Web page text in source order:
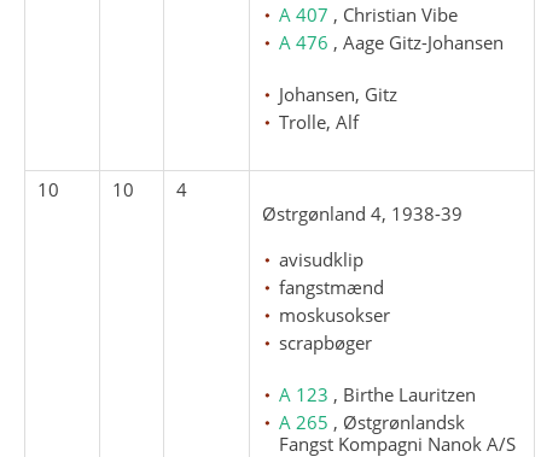
A 407 , Christian Vibe
A 476 , Aage Gitz-Johansen
Johansen, Gitz
Trolle, Alf
10 10
4
Østrgønland 4, 1938-39
avisudklip
fangstmænd
moskusokser
scrapbøger
A 123 , Birthe Lauritzen
A 265 , Østgrønlandsk
Fangst Kompagni Nanok A/S